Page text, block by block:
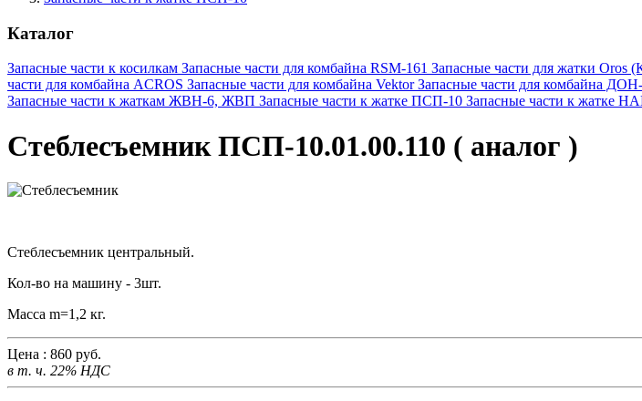
Каталог
Запасные части к косилкам Запасные части для комбайна RSM-161 Запасные части для жатки Oros
части для комбайна ACROS Запасные части для комбайна VektorЗапасные части для комбайна
Запасные части к жаткам ЖВН-6, ЖВП Запасные части к жатке ПСП-10 Запасные части к жатке
Стеблесъемник ПСП-10.01.00.110 ( аналог )
Стеблесъемник центральный.
Кол-во на машину - 3шт.
Масса m=1,2 кг.
Цена : 860 руб.
в т. ч. 22% НДС